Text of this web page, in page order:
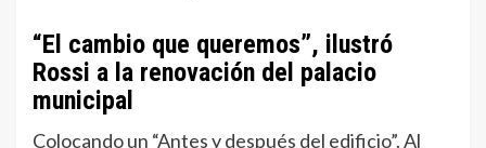
“El cambio que queremos”, ilustró
Rossi a la renovación del palacio
municipal
Colocando un “Antes y después del edificio”. Al